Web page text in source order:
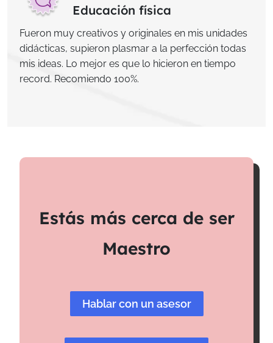
Educación física
Fueron muy creativos y originales en mis unidades
didácticas, supieron plasmar a la perfección todas
mis ideas. Lo mejor es que lo hicieron en tiempo
record. Recomiendo 100%.
Estás más cerca de ser
Maestro
Hablar con un asesor